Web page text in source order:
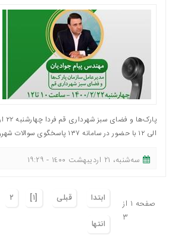
الی ١٢ با حضور در سامانه ۱۳۷ پاسخگوی سوالات شهروندان خواهد بود.
ﺳﻪشنبه، ٢١ اردیبهشت ١٤٠٠ - ١٩:٢٩
صفحه ١ از
٣
ابتدا قبلی [١] ٢
انتها